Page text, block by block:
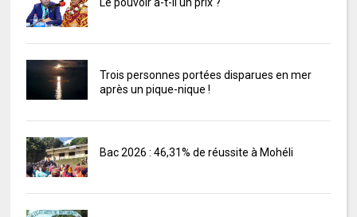
Trois personnes portées disparues en mer
après un pique-nique !
Bac 2026 : 46,31% de réussite à Mohéli